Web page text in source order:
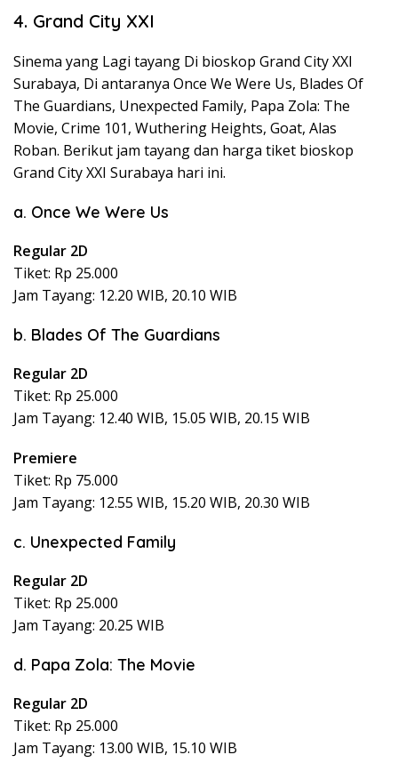
4. Grand City XXI
Sinema yang Lagi tayang Di bioskop Grand City XXI
Surabaya, Di antaranya Once We Were Us, Blades Of
The Guardians, Unexpected Family, Papa Zola: The
Movie, Crime 101, Wuthering Heights, Goat, Alas
Roban. Berikut jam tayang dan harga tiket bioskop
Grand City XXI Surabaya hari ini.
a. Once We Were Us
Regular 2D
Tiket: Rp 25.000
Jam Tayang: 12.20 WIB, 20.10 WIB
b. Blades Of The Guardians
Regular 2D
Tiket: Rp 25.000
Jam Tayang: 12.40 WIB, 15.05 WIB, 20.15 WIB
Premiere
Tiket: Rp 75.000
Jam Tayang: 12.55 WIB, 15.20 WIB, 20.30 WIB
c. Unexpected Family
Regular 2D
Tiket: Rp 25.000
Jam Tayang: 20.25 WIB
d. Papa Zola: The Movie
Regular 2D
Tiket: Rp 25.000
Jam Tayang: 13.00 WIB, 15.10 WIB